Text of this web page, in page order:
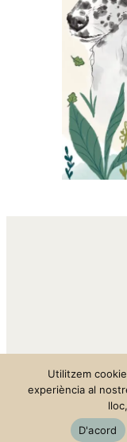
Utilitzem
experiència al
D'acord